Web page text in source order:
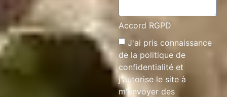
Accord RGPD
J'ai pris connaissance
de la politique de
confidentialité et
j'autorise le site à
m'envoyer des